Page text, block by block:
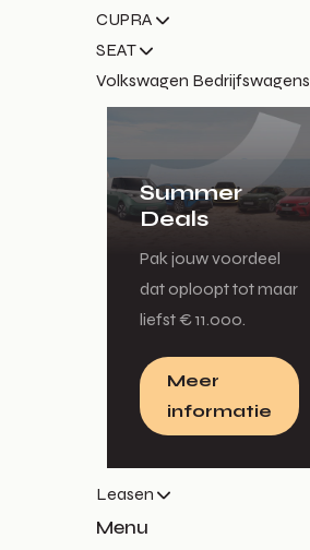
CUPRA
SEAT
Volkswagen Bedrijfswagens
Summer
Deals
Pak jouw voordeel
dat oploopt tot maar
liefst € 11.000.
Meer
informatie
Leasen
Menu